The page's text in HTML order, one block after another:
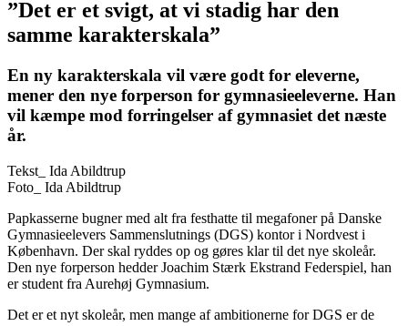
”Det er et svigt, at vi stadig har den
samme karakterskala”
En ny karakterskala vil være godt for eleverne,
mener den nye forperson for gymnasieeleverne. Han
vil kæmpe mod forringelser af gymnasiet det næste
år.
Tekst_ Ida Abildtrup
Foto_ Ida Abildtrup
Papkasserne bugner med alt fra festhatte til megafoner på Danske
Gymnasieelevers Sammenslutnings (DGS) kontor i Nordvest i
København. Der skal ryddes op og gøres klar til det nye skoleår.
Den nye forperson hedder Joachim Stærk Ekstrand Federspiel, han
er student fra Aurehøj Gymnasium.
Det er et nyt skoleår, men mange af ambitionerne for DGS er de